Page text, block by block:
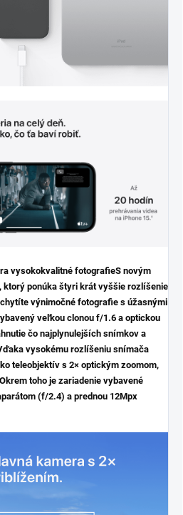
vysokokvalitné fotografieS novým
ktorý ponúka štyri krát vyššie rozlíšenie
výnimočné fotografie s úžasnými
veľkou clonou f/1.6 a optickou
čo najplynulejších snímkov a
vysokému rozlíšeniu snímača
teleobjektív s 2× optickým zoomom,
toho je zariadenie vybavené
(f/2.4) a prednou 12Mpx